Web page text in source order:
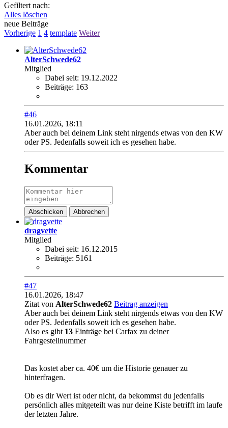
Gefiltert nach:
Alles löschen
neue Beiträge
Vorherige 1 4 template Weiter
AlterSchwede62
Mitglied
Dabei seit: 19.12.2022
Beiträge: 163
#46
16.01.2026, 18:11
Aber auch bei deinem Link steht nirgends etwas von den KW
oder PS. Jedenfalls soweit ich es gesehen habe.
Kommentar
Abschicken Abbrechen
dragvette
Mitglied
Dabei seit: 16.12.2015
Beiträge: 5161
#47
16.01.2026, 18:47
Zitat von AlterSchwede62 Beitrag anzeigen
Aber auch bei deinem Link steht nirgends etwas von den KW
oder PS. Jedenfalls soweit ich es gesehen habe.
Also es gibt 13 Einträge bei Carfax zu deiner
Fahrgestellnummer
Das kostet aber ca. 40€ um die Historie genauer zu
hinterfragen.
Ob es dir Wert ist oder nicht, da bekommst du jedenfalls
persönlich alles mitgeteilt was nur deine Kiste betrifft im laufe
der letzten Jahre.